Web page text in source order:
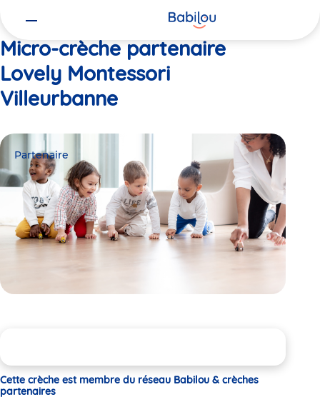
Micro-crèche partenaire
Lovely Montessori
Villeurbanne
Partenaire
Cette crèche est membre du réseau Babilou & crèches
partenaires